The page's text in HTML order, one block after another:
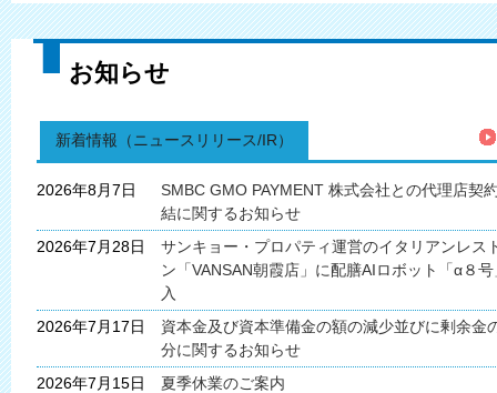
お知らせ
新着情報（ニュースリリース/IR）
2026年8月7日
SMBC GMO PAYMENT 株式会社との代理店契
結に関するお知らせ
2026年7月28日
サンキョー・プロパティ運営のイタリアンレス
ン「VANSAN朝霞店」に配膳AIロボット「α８
入
2026年7月17日
資本金及び資本準備金の額の減少並びに剰余金
分に関するお知らせ
2026年7月15日
夏季休業のご案内